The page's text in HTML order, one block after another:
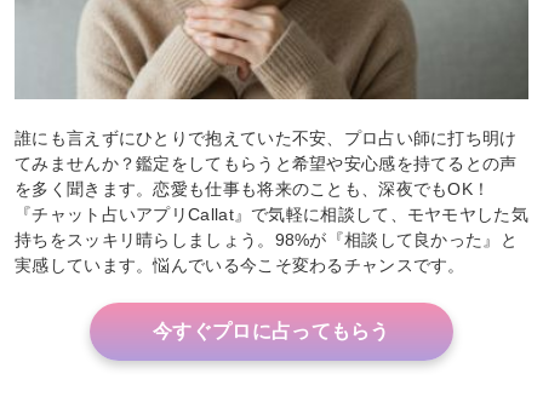
誰にも言えずにひとりで抱えていた不安、プロ占い師に打ち明け
てみませんか？鑑定をしてもらうと希望や安心感を持てるとの声
を多く聞きます。恋愛も仕事も将来のことも、深夜でもOK！
『チャット占いアプリCallat』で気軽に相談して、モヤモヤした気
持ちをスッキリ晴らしましょう。98%が『相談して良かった』と
実感しています。悩んでいる今こそ変わるチャンスです。
今すぐプロに占ってもらう